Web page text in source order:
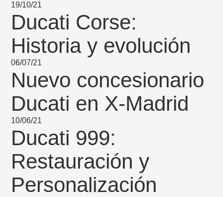
19/10/21
Ducati Corse:
Historia y evolución
06/07/21
Nuevo concesionario
Ducati en X-Madrid
10/06/21
Ducati 999:
Restauración y
Personalización